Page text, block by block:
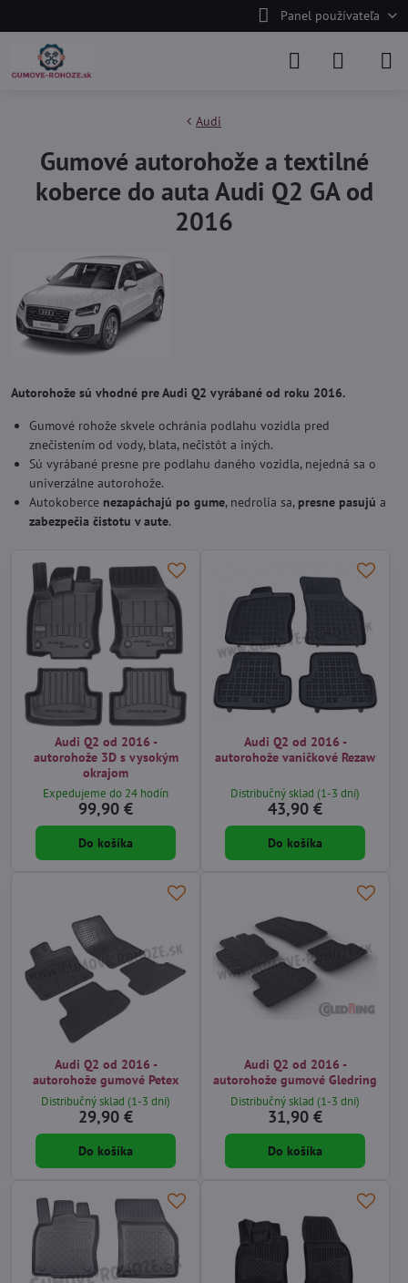
Panel používateľa
Audi
Gumové autorohože a textilné
koberce do auta Audi Q2 GA od
2016
Autorohože sú vhodné pre Audi Q2 vyrábané od roku 2016.
Gumové rohože skvele ochránia podlahu vozidla pred
znečistením od vody, blata, nečistôt a iných.
Sú vyrábané presne pre podlahu daného vozidla, nejedná sa o
univerzálne autorohože.
Autokoberce nezapáchajú po gume, nedrolia sa, presne pasujú a
zabezpečia čistotu v aute.
Audi Q2 od 2016 -
autorohože 3D s vysokým
okrajom
Expedujeme do 24 hodín
99,90 €
Do košíka
Audi Q2 od 2016 -
autorohože vaničkové Rezaw
Distribučný sklad (1-3 dni)
43,90 €
Do košíka
Audi Q2 od 2016 -
autorohože gumové Petex
Distribučný sklad (1-3 dni)
29,90 €
Do košíka
Audi Q2 od 2016 -
autorohože gumové Gledring
Distribučný sklad (1-3 dni)
31,90 €
Do košíka